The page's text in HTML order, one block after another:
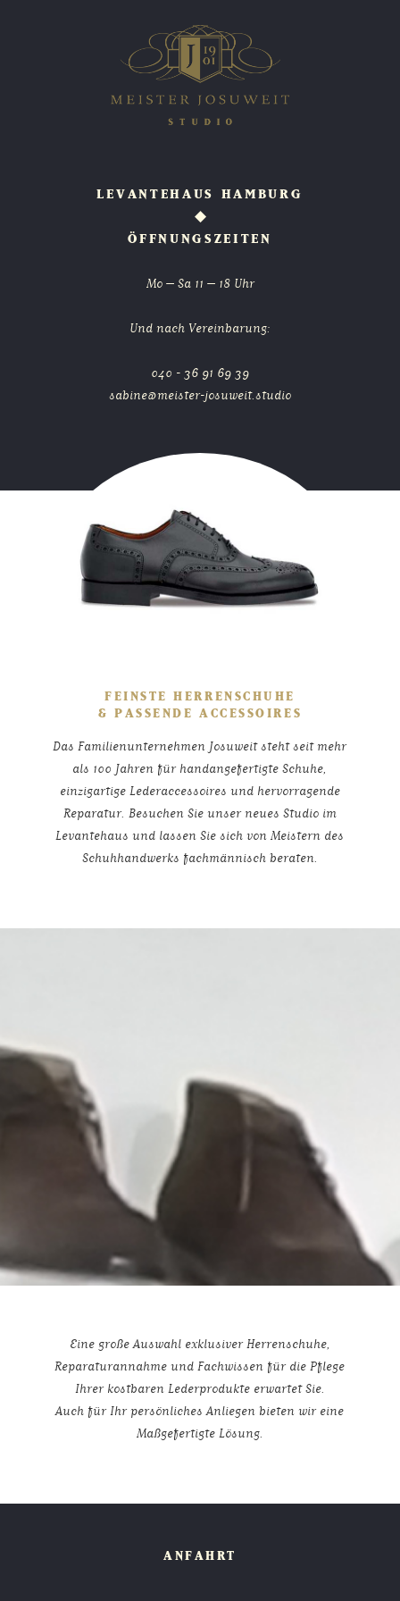
LEVANTEHAUS HAMBURG
◆
ÖFFNUNGSZEITEN
Mo – Sa 11 – 18 Uhr
Und nach Vereinbarung:
040 - 36 91 69 39
sabine@meister-josuweit.studio
FEINSTE HERRENSCHUHE
& PASSENDE ACCESSOIRES
Das Familienunternehmen Josuweit steht seit mehr
als 100 Jahren für handangefertigte Schuhe,
einzigartige Lederaccessoires und hervorragende
Reparatur. Besuchen Sie unser neues Studio im
Levantehaus und lassen Sie sich von Meistern des
Eine große Auswahl exklusiver Herrenschuhe,
Reparaturannahme und Fachwissen für die Pflege
Ihrer kostbaren Lederprodukte erwartet Sie.
Auch für Ihr persönliches Anliegen bieten wir eine
ANFAHRT